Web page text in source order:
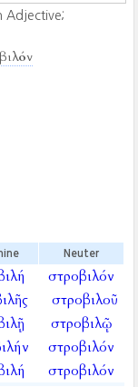
Adjective;
Neuter
στροβιλόν
στροβιλοῦ
στροβιλῷ
στροβιλόν
στροβιλόν